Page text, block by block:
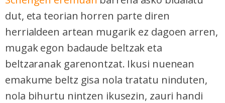
dut, eta teorian horren parte diren
herrialdeen artean mugarik ez dagoen arren,
mugak egon badaude beltzak eta
beltzaranak garenontzat. Ikusi nuenean
emakume beltz gisa nola tratatu ninduten,
nola bihurtu nintzen ikusezin, zauri handi